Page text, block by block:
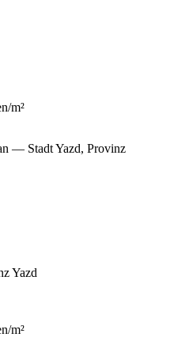
m²
— Stadt Yazd, Provinz
Yazd
m²